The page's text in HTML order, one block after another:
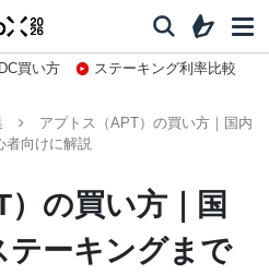
買い方
ステーキング利率比較
アプトス（APT）の買い方｜国内
者向けに解説
の買い方｜国
テーキングまで